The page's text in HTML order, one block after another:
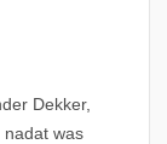
Dekker,
nadat was